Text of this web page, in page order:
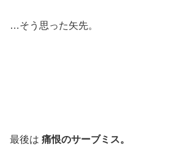
…そう思った矢先。
最後は 痛恨のサーブミス。